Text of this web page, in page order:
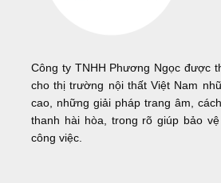
Công ty TNHH Phương Ngọc được
cho thị trường nội thất Việt Nam
cao, những giải pháp trang âm,
thanh hài hòa, trong rõ giúp bảo
công việc.